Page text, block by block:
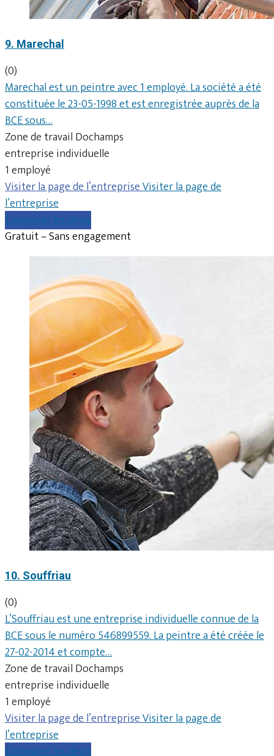
9. Marechal
(0)
Marechal est un peintre avec 1 employé. La société a été
constituée le 23-05-1998 et est enregistrée auprès de la
BCE sous…
Zone de travail Dochamps
entreprise individuelle
1 employé
Visiter la page de l’entrepriseVisiter la page de
l’entreprise
Comparer les devis
Gratuit – Sans engagement
10. Souffriau
(0)
L’Souffriau est une entreprise individuelle connue de la
BCE sous le numéro 546899559. La peintre a été créée le
27-02-2014 et compte…
Zone de travail Dochamps
entreprise individuelle
1 employé
Visiter la page de l’entrepriseVisiter la page de
l’entreprise
Comparer les devis